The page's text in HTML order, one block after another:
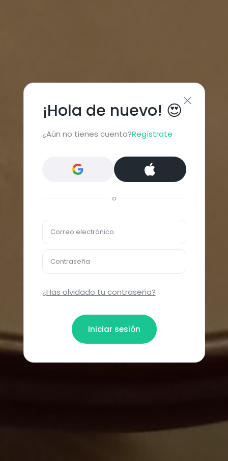
¡Hola de nuevo! 😍
¿Aún no tienes cuenta?Regístrate
o
Correo electrónico
Contraseña
¿Has olvidado tu contraseña?
Iniciar sesión